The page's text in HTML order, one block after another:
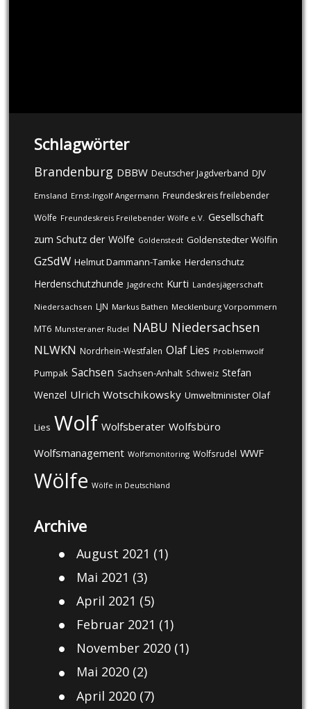
Schlagwörter
Brandenburg DBBW Deutscher Jagdverband DJV
Emsland Ernst-Ingolf Angermann Freundeskreis freilebender
Wölfe Freundeskreis Freilebender Wölfe e.V. Gesellschaft
zum Schutz der Wölfe Goldenstedt Goldenstedter Wölfin
GzSdW Helmut Dammann-Tamke Herdenschutz
Herdenschutzhunde Jagdrecht Kurti Landesjägerschaft
Niedersachsen LJN Markus Bathen Mecklenburg Vorpommern
MT6 Munsteraner Rudel NABU Niedersachsen
NLWKN Nordrhein-Westfalen Olaf Lies Problemwolf
Pumpak Sachsen Sachsen-Anhalt Schweiz Stefan
Wenzel Ulrich Wotschikowsky Umweltminister Olaf
Lies Wolf Wolfsberater Wolfsbüro
Wolfsmanagement Wolfsmonitoring Wolfsrudel WWF
Wölfe Wölfe in Deutschland
Archive
August 2021 (1)
Mai 2021 (3)
April 2021 (5)
Februar 2021 (1)
November 2020(1)
Mai 2020(2)
April 2020(7)